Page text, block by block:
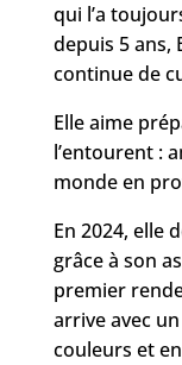
qui l’a
depuis 5 ans,
continue de
Elle aime
l’entourent :
monde en
En 2024, elle
grâce à son
premier
arrive avec
couleurs et